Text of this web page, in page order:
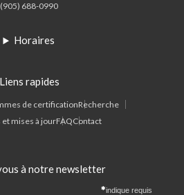
(905) 688-0990
Horaires
Liens rapides
de certificationRecherche
et mises à jourFAQContact
à notre newsletter
indique requis